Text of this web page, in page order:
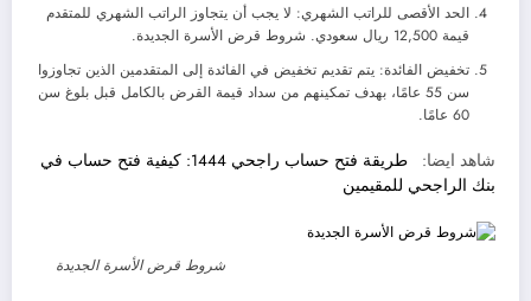
الحد الأقصى للراتب الشهري: لا يجب أن يتجاوز الراتب الشهري للمتقدم
قيمة 12,500 ريال سعودي. شروط قرض الأسرة الجديدة.
تخفيض الفائدة: يتم تقديم تخفيض في الفائدة إلى المتقدمين الذين تجاوزوا
سن 55 عامًا، بهدف تمكينهم من سداد قيمة القرض بالكامل قبل بلوغ سن
60 عامًا.
شاهد ايضا:
طريقة فتح حساب راجحي 1444: كيفية فتح حساب في
بنك الراجحي للمقيمين
شروط قرض الأسرة الجديدة